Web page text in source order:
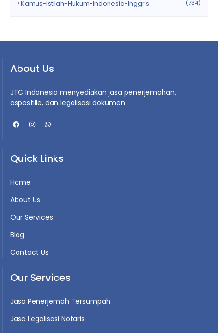
Kamus-Istilah-Hukum-Indonesia-Inggris (734)
About Us
JTC Indonesia menyediakan jasa penerjemahan,
aspostille, dan legalisasi dokumen
Quick Links
Home
About Us
Our Services
Blog
Contact Us
Our Services
Jasa Penerjemah Tersumpah
Jasa Legalisasi Notaris